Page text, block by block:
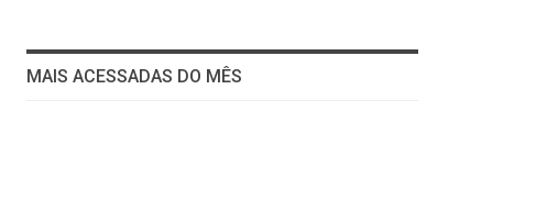
MAIS ACESSADAS DO MÊS